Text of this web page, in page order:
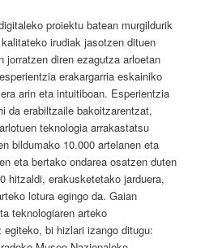
proiektu batean murgildurik
irudiak jasotzen dituen
jorratzen diren ezagutza arloetan
erakargarria eskainiko
arin eta intuitiboan. Esperientzia
da erabiltzaile bakoitzarentzat,
teknologia arrakastatsu
bildumako 10.000 artelanen eta
eta bertako ondarea osatzen duten
hitzaldi, erakusketetako jarduera,
lotura egingo da. Gaian
teknologiaren arteko
bi hizlari izango ditugu: